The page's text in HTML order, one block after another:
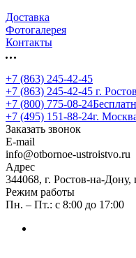
Доставка
Фотогалерея
Контакты
+7 (863) 245-42-45
+7 (863) 245-42-45 г.
+7 (800) 775-08-24
+7 (495) 151-88-24г.
Заказать звонок
E-mail
info@otbornoe-ustroistvo.ru
Адрес
344068, г. Ростов-на-
Режим работы
Пн. – Пт.: с 8:00 до 17:00